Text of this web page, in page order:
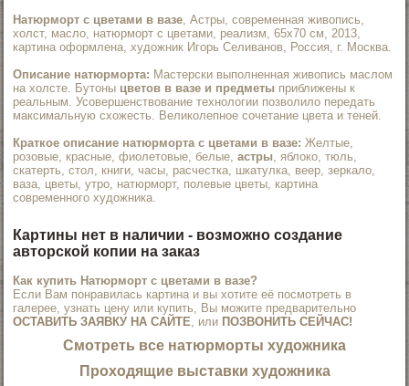
Натюрморт с цветами в вазе, Астры, современная живопись,
холст, масло, натюрморт c цветами, реализм, 65х70 см, 2013,
картина оформлена, художник Игорь Селиванов, Россия, г. Москва.
Описание натюрморта: Мастерски выполненная живопись маслом
на холсте. Бутоны цветов в вазе и предметы приближены к
реальным. Усовершенствование технологии позволило передать
максимальную схожесть. Великолепное сочетание цвета и теней.
Краткое описание натюрморта с цветами в вазе: Желтые,
розовые, красные, фиолетовые, белые,астры, яблоко, тюль,
скатерть, стол, книги, часы, расчестка, шкатулка, веер, зеркало,
ваза, цветы, утро, натюрморт, полевые цветы, картина
современного художника.
Картины нет в наличии - возможно создание
авторской копии на заказ
Как купить Натюрморт с цветами в вазе?
Если Вам понравилась картина и вы хотите её посмотреть в
галерее, узнать цену или купить, Вы можите предварительно
ОСТАВИТЬ ЗАЯВКУ НА САЙТЕ, или ПОЗВОНИТЬ СЕЙЧАС!
Смотреть все натюрморты художника
Проходящие выставки художника